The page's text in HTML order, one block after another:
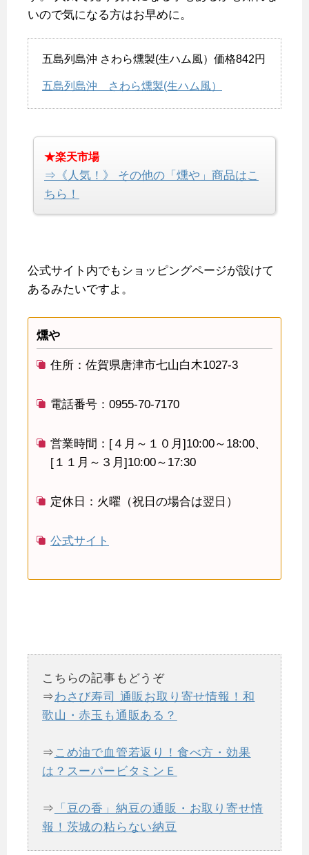
いので気になる方はお早めに。
五島列島沖 さわら燻製(生ハム風）価格842円
五島列島沖 さわら燻製(生ハム風）
★楽天市場
⇒《人気！》 その他の「燻や」商品はこ
ちら！
公式サイト内でもショッピングページが設けて
あるみたいですよ。
燻や
住所：佐賀県唐津市七山白木1027-3
電話番号：0955-70-7170
営業時間：[４月～１０月]10:00～18:00、
[１１月～３月]10:00～17:30
定休日：火曜（祝日の場合は翌日）
公式サイト
こちらの記事もどうぞ
⇒わさび寿司 通販お取り寄せ情報！和
歌山・赤玉も通販ある？
⇒ こめ油で血管若返り！食べ方・効果
は？スーパービタミンＥ
⇒ 「豆の香」納豆の通販・お取り寄せ情
報！茨城の粘らない納豆